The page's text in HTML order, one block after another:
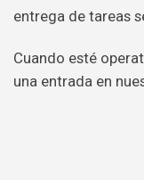
entrega de tareas
Cuando esté
una entrada en